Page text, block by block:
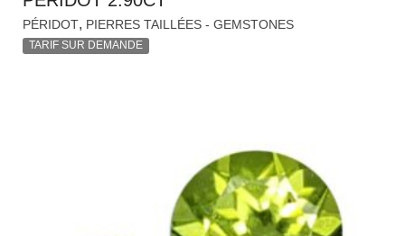
PÉRIDOT, PIERRES TAILLÉES - GEMSTONES
TARIF SUR DEMANDE